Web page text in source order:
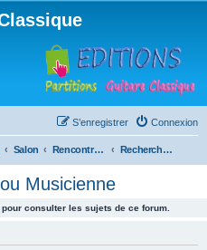
Connexion
S’enregistrer
Salon Rencontres musicales Recherche de Musicien ou Musicienne
Musicienne
consulter les sujets de ce forum.